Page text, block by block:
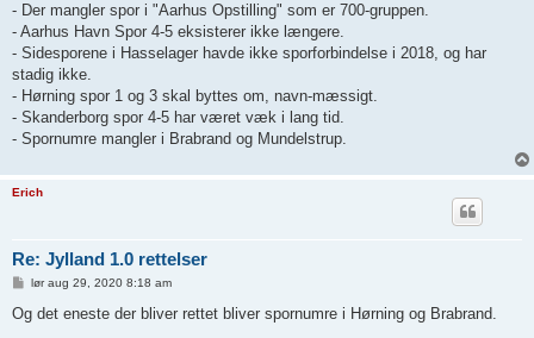
- Der mangler spor i "Aarhus Opstilling" som er 700-gruppen.
- Aarhus Havn Spor 4-5 eksisterer ikke længere.
- Sidesporene i Hasselager havde ikke sporforbindelse i 2018, og har
stadig ikke.
- Hørning spor 1 og 3 skal byttes om, navn-mæssigt.
- Skanderborg spor 4-5 har været væk i lang tid.
- Spornumre mangler i Brabrand og Mundelstrup.
Erich
Re: Jylland 1.0 rettelser
d
l
lør aug 29, 2020 8:18 am
Og det eneste der bliver rettet bliver spornumre i Hørning og Brabrand.